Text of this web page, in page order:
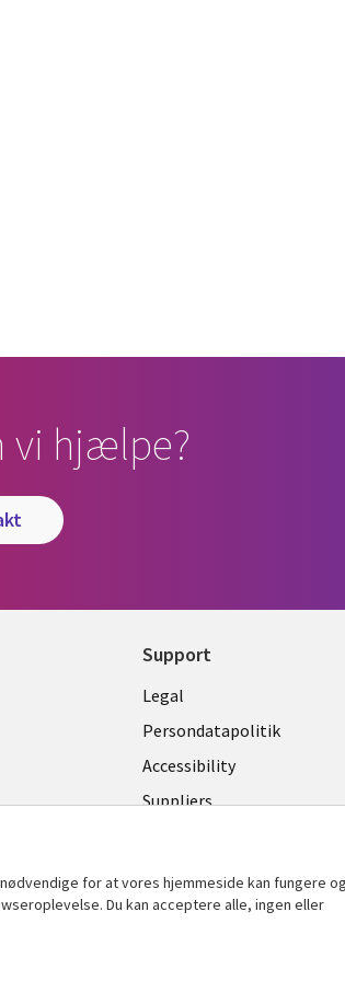
vi hjælpe?
Support
Legal
DENMARK
Legal
Persondatapolitik
Accessibility
Suppliers
for at vores hjemmeside kan fungere og
Du kan acceptere alle, ingen eller